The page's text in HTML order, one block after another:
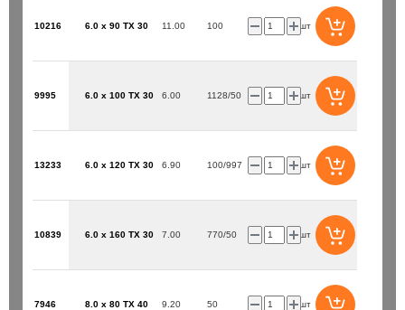
10216 6.0 x 90 TX 30 11.00 100 шт
9995 6.0 x 100 TX 30 6.00 1128/50 шт
13233 6.0 x 120 TX 30 6.90 100/997 шт
10839 6.0 x 160 TX 30 7.00 770/50 шт
7946 8.0 x 80 TX 40 9.20 50 шт